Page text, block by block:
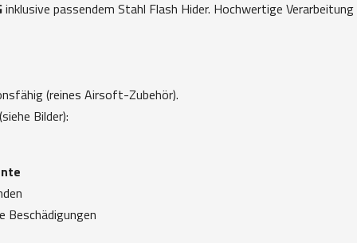
inklusive passendem Stahl Flash Hider. Hochwertige
(reines Airsoft-Zubehör).
Bilder):
Beschädigungen